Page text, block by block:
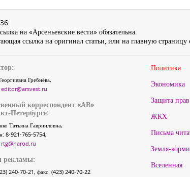
на «Арсеньевские вести» обязательна.
ссылка на оригинал статьи, или на главную страницу
Гребнёва,
editor@arsvest.ru
корреспондент «АВ»
Петербурге:
Татьяна Гаврииловна,
8-921-765-5754,
rtg@narod.ru
рекламы:
240-70-21, факс: (423) 240-70-22
Политика
Экономика
Защита прав
ЖКХ
Письма
Земля-
Вселенная